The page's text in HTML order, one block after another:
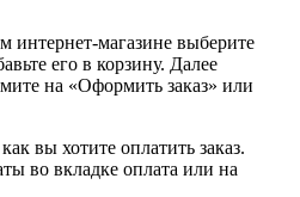
интернет-магазине выберите
его в корзину. Далее
на «Оформить заказ» или
вы хотите оплатить заказ.
во вкладке оплата или на